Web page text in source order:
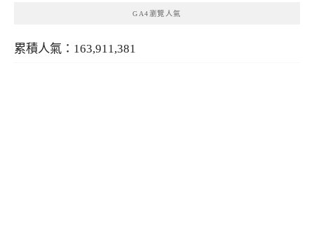
GA4瀏覽人氣
累積人氣：163,911,381